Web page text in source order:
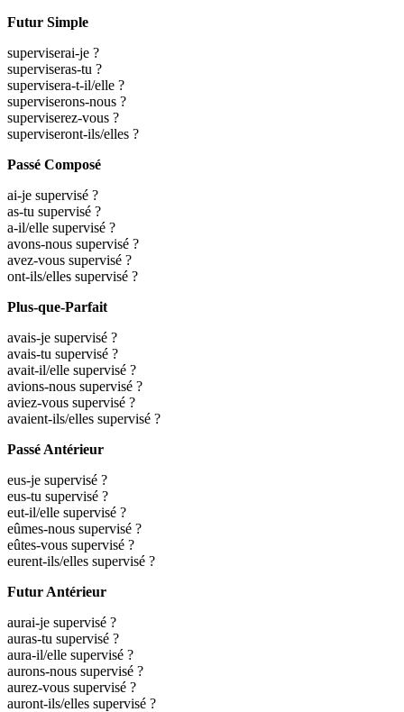
Futur Simple
superviserai-je ?
superviseras-tu ?
supervisera-t-il/elle ?
superviserons-nous ?
superviserez-vous ?
superviseront-ils/elles ?
Passé Composé
ai-je supervisé ?
as-tu supervisé ?
a-il/elle supervisé ?
avons-nous supervisé ?
avez-vous supervisé ?
ont-ils/elles supervisé ?
Plus-que-Parfait
avais-je supervisé ?
avais-tu supervisé ?
avait-il/elle supervisé ?
avions-nous supervisé ?
aviez-vous supervisé ?
avaient-ils/elles supervisé ?
Passé Antérieur
eus-je supervisé ?
eus-tu supervisé ?
eut-il/elle supervisé ?
eûmes-nous supervisé ?
eûtes-vous supervisé ?
eurent-ils/elles supervisé ?
Futur Antérieur
aurai-je supervisé ?
auras-tu supervisé ?
aura-il/elle supervisé ?
aurons-nous supervisé ?
aurez-vous supervisé ?
auront-ils/elles supervisé ?